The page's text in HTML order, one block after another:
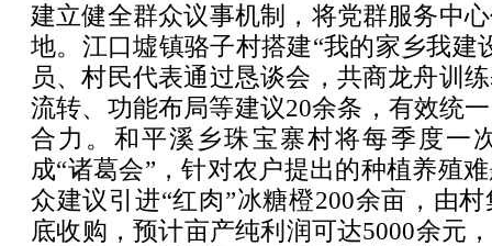
建立健全群众议事机制，将党群服务中
地。江口墟镇骆子村搭建“我的家乡我建
员、村民代表通过恳谈会，共商龙舟训
流转、功能布局等建议20余条，有效统
合力。和平溪乡珠宝寨村将每季度一
成“诸葛会”，针对农户提出的种植养殖
众建议引进“红肉”冰糖橙200余亩，由
底收购，预计亩产纯利润可达5000余元